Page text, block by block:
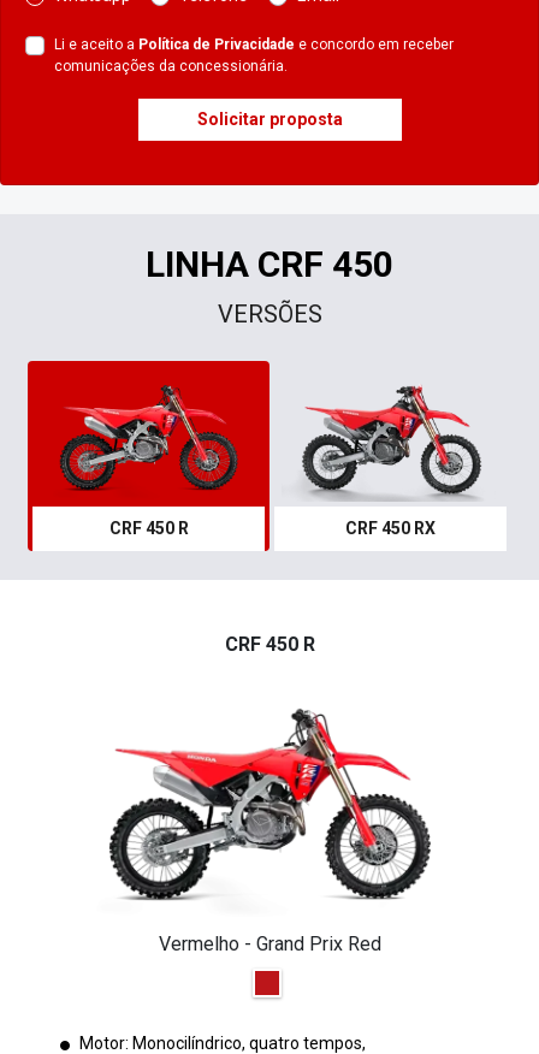
Li e aceito a Política de Privacidade e concordo em receber
comunicações da concessionária.
Solicitar proposta
LINHA CRF 450
VERSÕES
CRF 450 R CRF 450 RX
CRF 450 R
Vermelho - Grand Prix Red
Motor: Monocilíndrico, quatro tempos,